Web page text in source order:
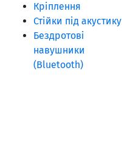
Кріплення
Стійки під акустику
Бездротові
навушники
(Bluetooth)